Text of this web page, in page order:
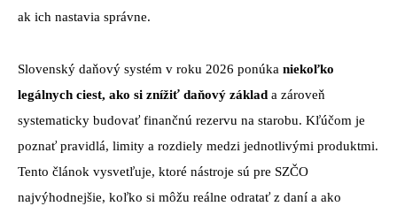
ak ich nastavia správne.
Slovenský daňový systém v roku 2026 ponúka niekoľko
legálnych ciest, ako si znížiť daňový základ a zároveň
systematicky budovať finančnú rezervu na starobu. Kľúčom je
poznať pravidlá, limity a rozdiely medzi jednotlivými produktmi.
Tento článok vysvetľuje, ktoré nástroje sú pre SZČO
najvýhodnejšie, koľko si môžu reálne odratať z daní a ako